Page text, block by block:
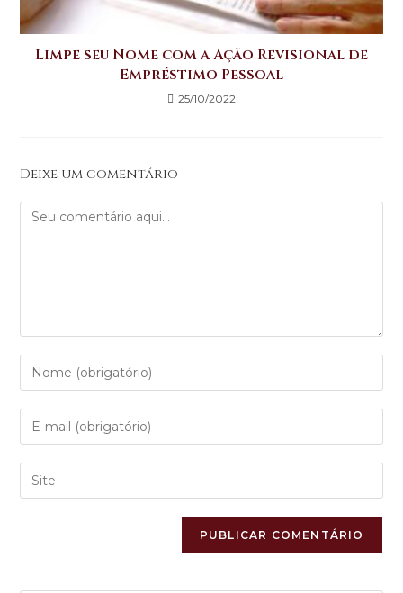
Limpe seu Nome com a Ação Revisional de
Empréstimo Pessoal
25/10/2022
Deixe um comentário